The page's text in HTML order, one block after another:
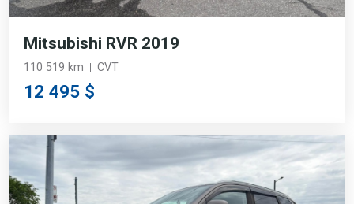
Mitsubishi RVR 2019
110 519 km CVT
12 495 $